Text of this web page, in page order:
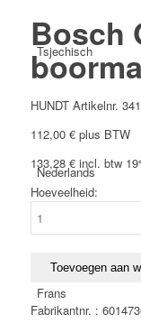
Tsjechisch
Nederlands
Frans
Bosch
HUNDT Artikelnr.
112,00 €plus BTW
133,28 €incl. btw
Hoeveelheid:
boormachine
aantal
Toevoegen aan
Fabrikantnr. :